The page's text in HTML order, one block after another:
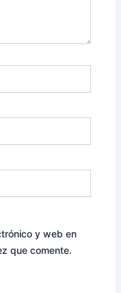
y web en
que comente.